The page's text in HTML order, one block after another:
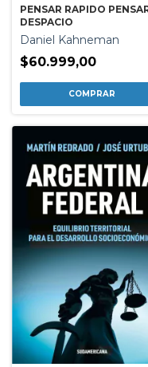
PENSAR RAPIDO
DESPACIO
Daniel Kahneman
$60.999,00